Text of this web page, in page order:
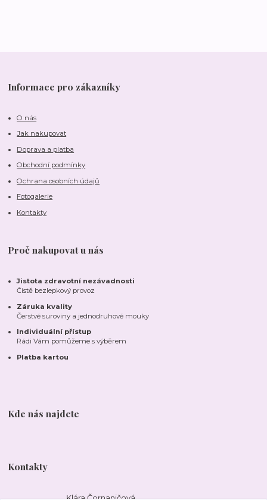
Informace pro zákazníky
O nás
Jak nakupovat
Doprava a platba
Obchodní podmínky
Ochrana osobních údajů
Fotogalerie
Kontakty
Proč nakupovat u nás
Jistota zdravotní nezávadnosti
Čistě bezlepkový provoz
Záruka kvality
Čerstvé suroviny a jednodruhové mouky
Individuální přístup
Rádi Vám pomůžeme s výběrem
Platba kartou
Kde nás najdete
Kontakty
Klára Čornaničová